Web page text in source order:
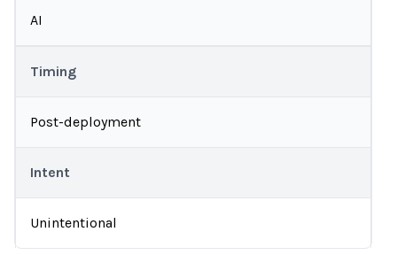
AI
Timing
Post-deployment
Intent
Unintentional